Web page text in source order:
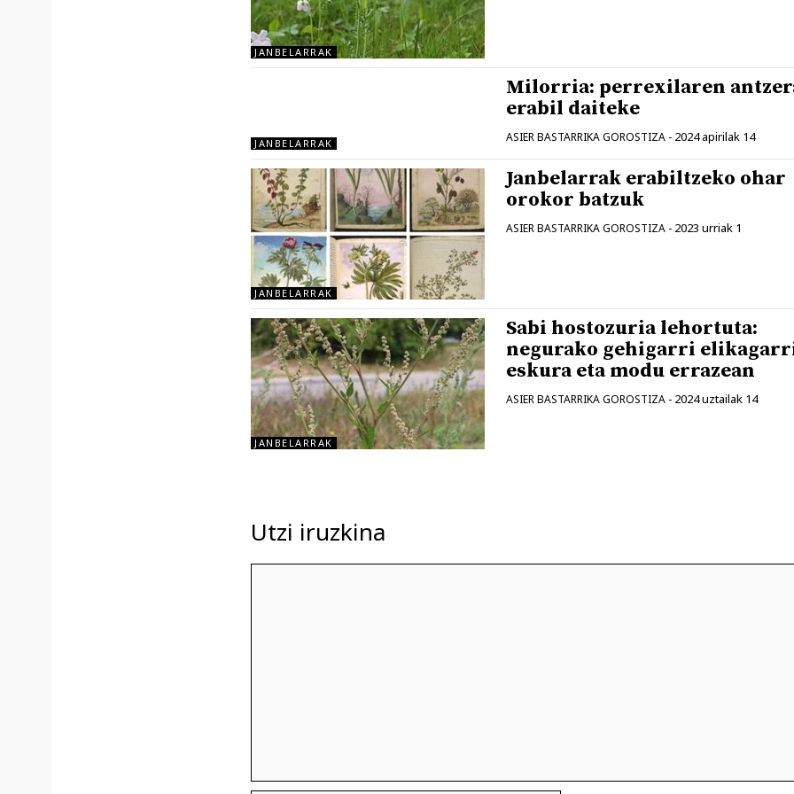
JANBELARRAK
JANBELARRAK
Milorria: perrexilaren
erabil daiteke
ASIER BASTARRIKA GOROSTIZA - 2024 apirilak 14
JANBELARRAK
Janbelarrak erabiltzeko ohar
orokor batzuk
ASIER BASTARRIKA GOROSTIZA - 2023 urriak 1
JANBELARRAK
Sabi hostozuria lehortuta:
negurako gehigarri
eskura eta modu errazean
ASIER BASTARRIKA GOROSTIZA - 2024 uztailak 14
Utzi iruzkina